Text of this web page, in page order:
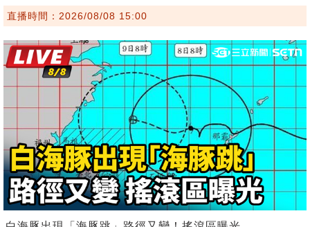
直播時間：2026/08/08 15:00